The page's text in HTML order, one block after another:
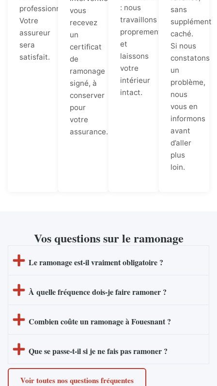
professionnelle.
Votre
assureur
sera
satisfait.
vous
recevez
un
certificat
de
ramonage
signé, à
conserver
pour
votre
assurance.
: nous
travaillons
proprement
et
laissons
votre
intérieur
intact.
sans
supplément
caché.
Si nous
constatons
un
problème,
nous
vous en
informons
avant
d’aller
plus
loin.
Vos questions sur le ramonage
Le ramonage est-il vraiment obligatoire ?
À quelle fréquence dois-je faire ramoner ?
Combien coûte un ramonage à Fouesnant ?
Que se passe-t-il si je ne fais pas ramoner ?
Voir toutes nos questions fréquentes